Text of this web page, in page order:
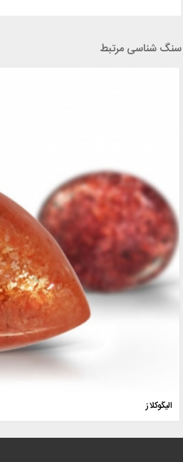
سنگ شناسی مرتبط
الیگوکلاز